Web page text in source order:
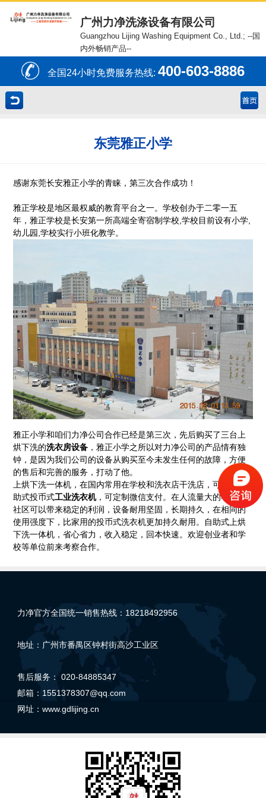
广州力净洗涤设备有限公司
Guangzhou Lijing Washing Equipment Co., Ltd.; --国
内外畅销产品--
全国24小时免费服务热线:400-603-8886
东莞雅正小学
感谢东莞长安雅正小学的青睐，第三次合作成功！
雅正学校是地区最权威的教育平台之一。学校创办于二零一五
年，雅正学校是长安第一所高端全寄宿制学校,学校目前设有小学,
幼儿园,学校实行小班化教学。
雅正小学和咱们力净公司合作已经是第三次，先后购买了三台上
烘下洗的洗衣房设备 ，雅正小学之所以对力净公司的产品情有独
钟，是因为我们公司的设备从购买至今未发生任何的故障，方便
的售后和完善的服务，打动了他。
上烘下洗一体机 ，在国内常用在学校和洗衣店干洗店，可以做自
助式投币式工业洗衣机，可定制微信支付。在人流量大的学校和
社区可以带来稳定的利润，设备耐用坚固，长期持久，在相同的
使用强度下，比家用的投币式洗衣机更加持久耐用。自助式上烘
下洗一体机，省心省力，收入稳定，回本快速。欢迎创业者和学
校等单位前来考察合作。
力净官方全国统一销售热线：18218492956
地址：广州市番禺区钟村街高沙工业区
售后服务： 020-84885347
邮箱：1551378307@qq.com
网址： www.gdlijing.cn